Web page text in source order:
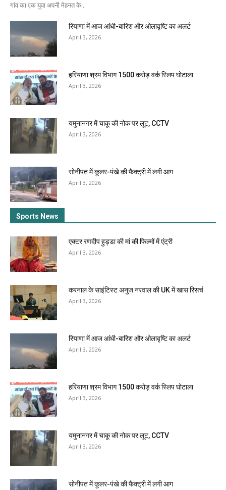
गांव का एक युवा अपनी मेहनत के...
रियाणा में आज आंधी-बारिश और ओलावृष्टि का अलर्ट
April 3, 2026
हरियाणा श्रम विभाग 1500 करोड़ वर्क स्लिप घोटाला
April 3, 2026
यमुनानगर में चाकू की नोक पर लूट, CCTV
April 3, 2026
सोनीपत में कूलर-पंखे की फैक्ट्री में लगी आग
April 3, 2026
Sports News
एक्टर रणदीप हुड्डा की मां की फिल्मों में एंट्री
April 3, 2026
करनाल के साइंटिस्ट अनुज नरवाल की UK में खास रिसर्च
April 3, 2026
रियाणा में आज आंधी-बारिश और ओलावृष्टि का अलर्ट
April 3, 2026
हरियाणा श्रम विभाग 1500 करोड़ वर्क स्लिप घोटाला
April 3, 2026
यमुनानगर में चाकू की नोक पर लूट, CCTV
April 3, 2026
सोनीपत में कूलर-पंखे की फैक्ट्री में लगी आग